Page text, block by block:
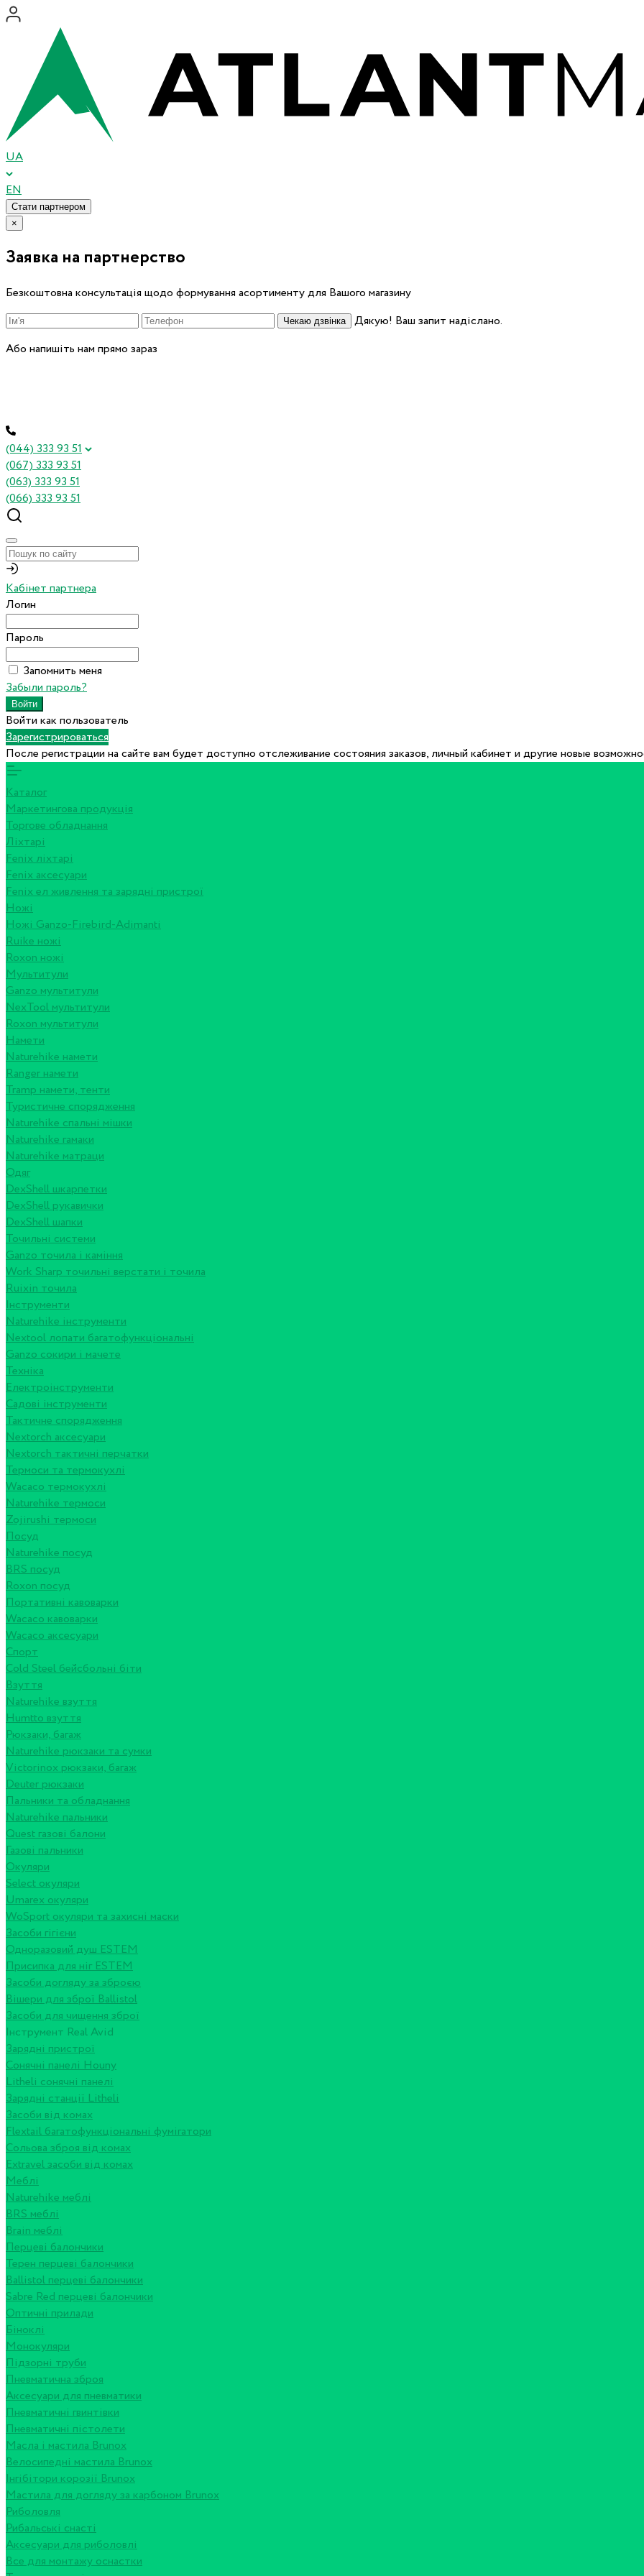
UA
EN
Стати партнером
×
Заявка на партнерство
Безкоштовна консультація щодо формування асортименту для Вашого магазину
Чекаю дзвінка
Дякую! Ваш запит надіслано.
Або напишіть нам прямо зараз
(044) 333 93 51
(067) 333 93 51
(063) 333 93 51
(066) 333 93 51
Кабінет партнера
Логин
Пароль
Запомнить меня
Забыли пароль?
Войти как пользователь
Зарегистрироваться
После регистрации на сайте вам будет доступно отслеживание состояния заказов, личный кабинет и другие новые
Каталог
Маркетингова продукція
Торгове обладнання
Ліхтарі
Fenix ліхтарі
Fenix аксесуари
Fenix ел живлення та зарядні пристрої
Ножі
Ножі Ganzo-Firebird-Adimanti
Ruike ножі
Roxon ножi
Мультитули
Ganzo мультитули
NexTool мультитули
Roxon мультитули
Намети
Naturehike намети
Ranger намети
Tramp намети, тенти
Туристичне спорядження
Naturehike спальні мішки
Naturehike гамаки
Naturehike матраци
Одяг
DexShell шкарпетки
DexShell рукавички
DexShell шапки
Точильні системи
Ganzo точила і каміння
Work Sharp точильні верстати і точила
Ruixin точила
Інструменти
Naturehike інструменти
Nextool лопати багатофункціональні
Ganzo сокири і мачете
Техніка
Електроінструменти
Садові інструменти
Тактичне спорядження
Nextorch аксесуари
Nextorch тактичні перчатки
Термоси та термокухлі
Wacaco термокухлі
Naturehike термоси
Zojirushi термоси
Посуд
Naturehike посуд
BRS посуд
Roxon посуд
Портативні кавоварки
Wacaco кавоварки
Wacaco аксесуари
Спорт
Cold Steel бейсбольні біти
Взуття
Naturehike взуття
Humtto взуття
Рюкзаки, багаж
Naturehike рюкзаки та сумки
Victorinox рюкзаки, багаж
Deuter рюкзаки
Пальники та обладнання
Naturehike пальники
Quest газові балони
Газові пальники
Окуляри
Select окуляри
Umarex окуляри
WoSport окуляри та захисні маски
Засоби гігієни
Одноразовий душ ESTEM
Присипка для ніг ESTEM
Засоби догляду за зброєю
Вішери для зброї Ballistol
Засоби для чищення зброї
Інструмент Real Avid
Зарядні пристрої
Сонячні панелі Houny
Litheli сонячні панелі
Зарядні станції Litheli
Засоби від комах
Flextail багатофункціональні фумігатори
Сольова зброя від комах
Extravel засоби від комах
Меблі
Naturehike меблі
BRS меблі
Brain меблі
Перцеві балончики
Терен перцеві балончики
Ballistol перцеві балончики
Sabre Red перцеві балончики
Оптичні прилади
Біноклі
Монокуляри
Підзорні труби
Пневматична зброя
Аксесуари для пневматики
Пневматичні гвинтівки
Пневматичні пістолети
Масла і мастила Brunox
Велосипедні мастила Brunox
Інгібітори корозії Brunox
Мастила для догляду за карбоном Brunox
Риболовля
Рибальські снасті
Аксесуари для риболовлі
Все для монтажу оснастки